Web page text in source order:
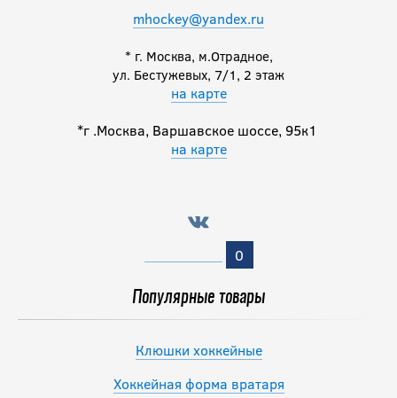
mhockey@yandex.ru
* г. Москва, м.Отрадное,
ул. Бестужевых, 7/1, 2 этаж
на карте
*г .Москва, Варшавское шоссе, 95к1
на карте
0
Популярные товары
Клюшки хоккейные
Хоккейная форма вратаря